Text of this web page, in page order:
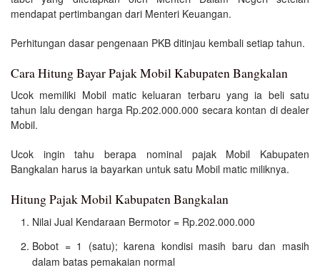
mendapat pertimbangan dari Menteri Keuangan.
Perhitungan dasar pengenaan PKB ditinjau kembali setiap tahun.
Cara Hitung Bayar Pajak Mobil Kabupaten Bangkalan
Ucok memiliki Mobil matic keluaran terbaru yang ia beli satu
tahun lalu dengan harga Rp.202.000.000 secara kontan di dealer
Mobil.
Ucok ingin tahu berapa nominal pajak Mobil Kabupaten
Bangkalan harus ia bayarkan untuk satu Mobil matic miliknya.
Hitung Pajak Mobil Kabupaten Bangkalan
Nilai Jual Kendaraan Bermotor = Rp.202.000.000
Bobot = 1 (satu); karena kondisi masih baru dan masih
dalam batas pemakaian normal